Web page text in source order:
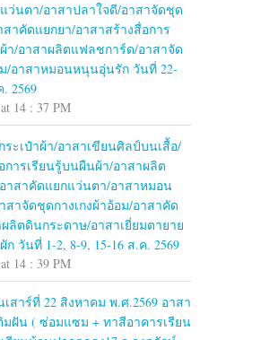
ว่นตา/อาสาปลาใจดี/อาสาจัดชุด
าคัดแยกยา/อาสาสร้างสื่อการ
า/อาสาผลิตแฟลชการ์ด/อาสาจัด
ม/อาสาหมอนหนุนอุ่นรัก วันที่ 22-
2569
14 : 37 PM
ระเป๋าผ้า/อาสาเขียนศิลป์บนเสื้อ/
การเรียนรู้บนผืนผ้า/อาสาผลิต
าสาคัดแยกแว่นตา/อาสาหมอน
าจัดชุดกางเกงผ้าอ้อม/อาสาคัด
ลิตดินกระดาษ/อาสาเยี่ยมตายาย
วันที่ 1-2, 8-9, 15-16 ส.ค. 2569
14 : 39 PM
สาร์ที่ 22 สิงหาคม พ.ศ.2569 อาสา
ฝัน ( ซ่อมแซม + ทาสีอาคารเรียน